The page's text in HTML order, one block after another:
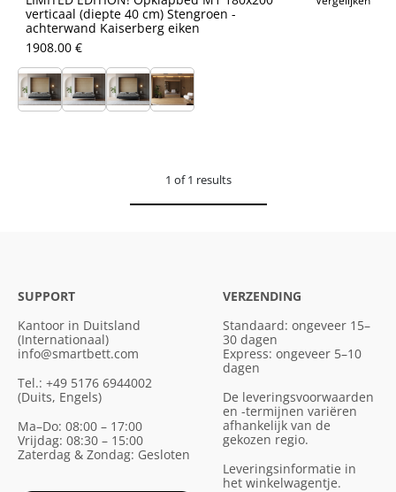
verticaal (diepte 40 cm) Stengroen -
achterwand Kaiserberg eiken
1908.00 €
1 of 1 results
SUPPORT
Kantoor in Duitsland
(Internationaal)
info@smartbett.com
Tel.: +49 5176 6944002
(Duits, Engels)
Ma–Do: 08:00 – 17:00
Vrijdag: 08:30 – 15:00
Zaterdag & Zondag: Gesloten
VERZENDING
Standaard: ongeveer 15–
30 dagen
Express: ongeveer 5–10
dagen
De leveringsvoorwaarden
en -termijnen variëren
afhankelijk van de
gekozen regio.
Leveringsinformatie in
het winkelwagentje.